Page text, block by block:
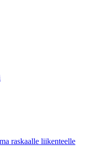
raskaalle liikenteelle